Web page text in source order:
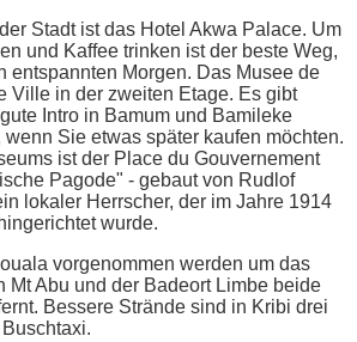
Stadt ist das Hotel Akwa Palace. Um
und Kaffee trinken ist der beste Weg,
entspannten Morgen. Das Musee de
Ville in der zweiten Etage. Es gibt
Intro in Bamum und Bamileke
wenn Sie etwas später kaufen möchten.
ist der Place du Gouvernement
Pagode" - gebaut von Rudlof
lokaler Herrscher, der im Jahre 1914
wurde.
vorgenommen werden um das
Mt Abu und der Badeort Limbe beide
Bessere Strände sind in Kribi drei